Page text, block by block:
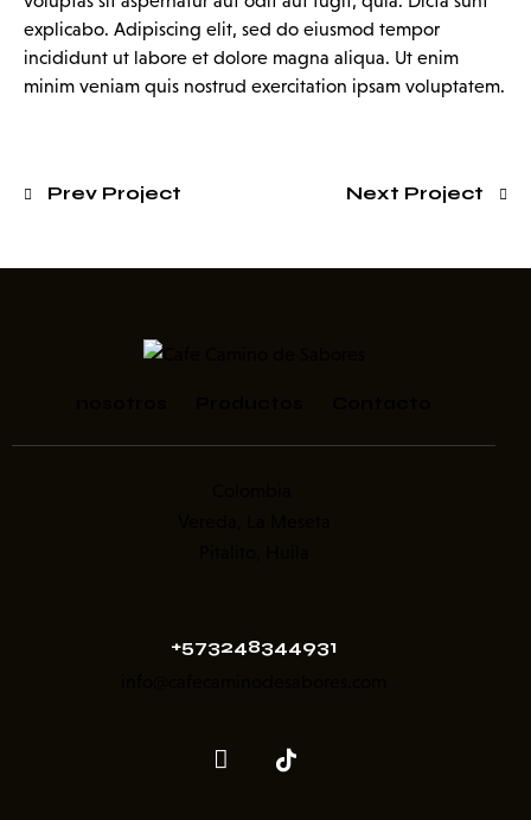
explicabo. Adipiscing elit, sed do eiusmod tempor
incididunt ut labore et dolore magna aliqua. Ut enim
minim veniam quis nostrud exercitation ipsam voluptatem.
Prev Project Next Project
+573248344931